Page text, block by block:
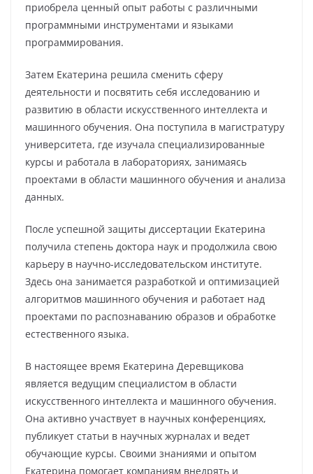
приобрела ценный опыт работы с различными
программными инструментами и языками
программирования.
Затем Екатерина решила сменить сферу
деятельности и посвятить себя исследованию и
развитию в области искусственного интеллекта и
машинного обучения. Она поступила в магистратуру
университета, где изучала специализированные
курсы и работала в лабораториях, занимаясь
проектами в области машинного обучения и анализа
данных.
После успешной защиты диссертации Екатерина
получила степень доктора наук и продолжила свою
карьеру в научно-исследовательском институте.
Здесь она занимается разработкой и оптимизацией
алгоритмов машинного обучения и работает над
проектами по распознаванию образов и обработке
естественного языка.
В настоящее время Екатерина Деревщикова
является ведущим специалистом в области
искусственного интеллекта и машинного обучения.
Она активно участвует в научных конференциях,
публикует статьи в научных журналах и ведет
обучающие курсы. Своими знаниями и опытом
Екатерина помогает компаниям внедрять и